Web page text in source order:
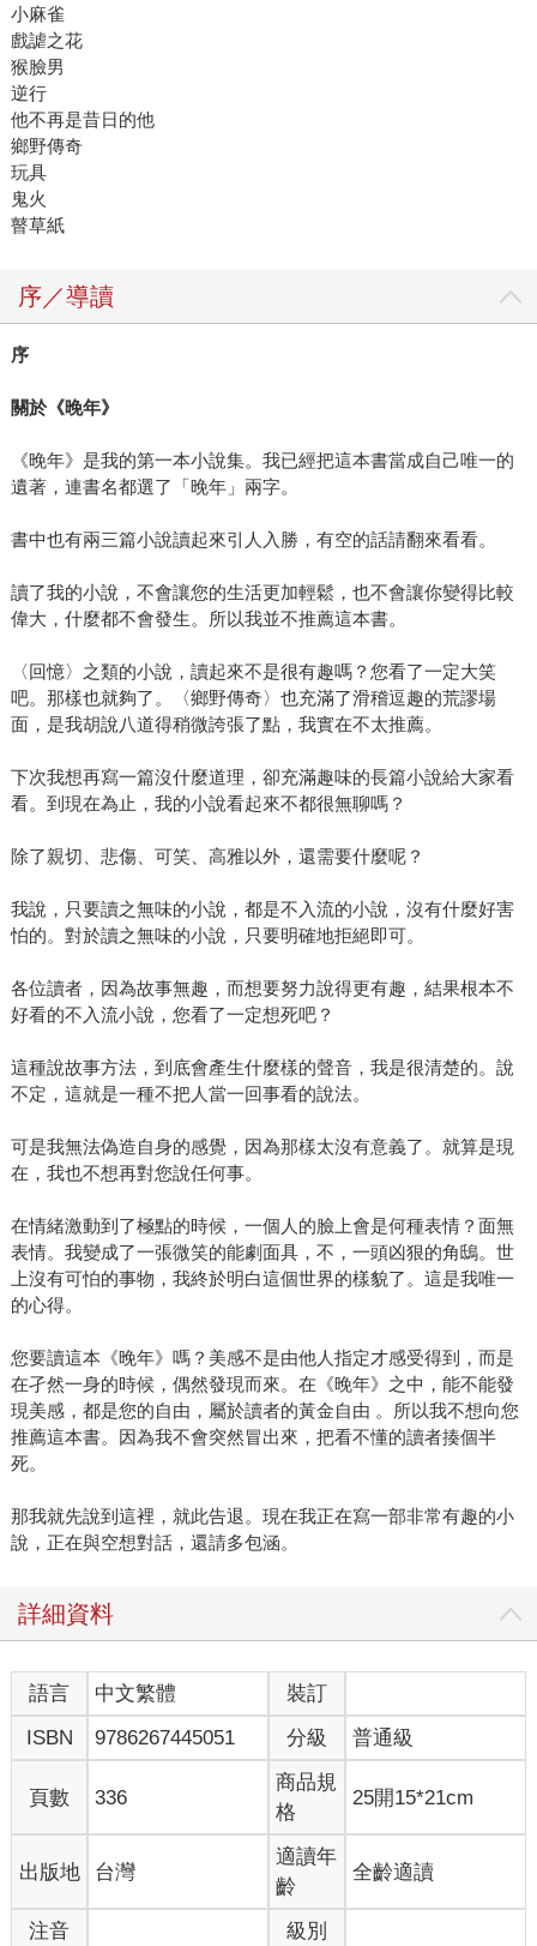
小麻雀
戲謔之花
猴臉男
逆行
他不再是昔日的他
鄉野傳奇
玩具
鬼火
瞽草紙
序／導讀
序
關於《晚年》
《晚年》是我的第一本小說集。我已經把這本書當成自己唯一的
遺著，連書名都選了「晚年」兩字。
書中也有兩三篇小說讀起來引人入勝，有空的話請翻來看看。
讀了我的小說，不會讓您的生活更加輕鬆，也不會讓你變得比較
偉大，什麼都不會發生。所以我並不推薦這本書。
〈回憶〉之類的小說，讀起來不是很有趣嗎？您看了一定大笑
吧。那樣也就夠了。〈鄉野傳奇〉也充滿了滑稽逗趣的荒謬場
面，是我胡說八道得稍微誇張了點，我實在不太推薦。
下次我想再寫一篇沒什麼道理，卻充滿趣味的長篇小說給大家看
看。到現在為止，我的小說看起來不都很無聊嗎？
除了親切、悲傷、可笑、高雅以外，還需要什麼呢？
我說，只要讀之無味的小說，都是不入流的小說，沒有什麼好害
怕的。對於讀之無味的小說，只要明確地拒絕即可。
各位讀者，因為故事無趣，而想要努力說得更有趣，結果根本不
好看的不入流小說，您看了一定想死吧？
這種說故事方法，到底會產生什麼樣的聲音，我是很清楚的。說
不定，這就是一種不把人當一回事看的說法。
可是我無法偽造自身的感覺，因為那樣太沒有意義了。就算是現
在，我也不想再對您說任何事。
在情緒激動到了極點的時候，一個人的臉上會是何種表情？面無
表情。我變成了一張微笑的能劇面具，不，一頭凶狠的角鴟。世
上沒有可怕的事物，我終於明白這個世界的樣貌了。這是我唯一
的心得。
您要讀這本《晚年》嗎？美感不是由他人指定才感受得到，而是
在孑然一身的時候，偶然發現而來。在《晚年》之中，能不能發
現美感，都是您的自由，屬於讀者的黃金自由 。所以我不想向您
推薦這本書。因為我不會突然冒出來，把看不懂的讀者揍個半
死。
那我就先說到這裡，就此告退。現在我正在寫一部非常有趣的小
說，正在與空想對話，還請多包涵。
詳細資料
語言 中文繁體
裝訂
ISBN
9786267445051 分級 普通級
頁數 336
商品規
格
25開15*21cm
出版地 台灣
適讀年
齡
全齡適讀
注音 級別